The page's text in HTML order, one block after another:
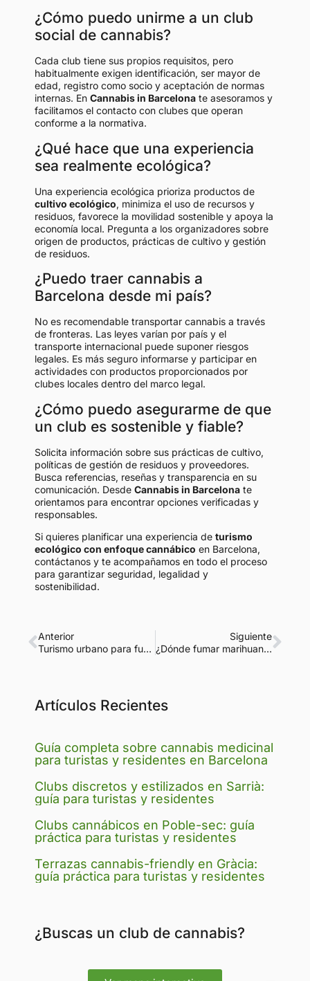
¿Cómo puedo unirme a un club
social de cannabis?
Cada club tiene sus propios requisitos, pero
habitualmente exigen identificación, ser mayor de
edad, registro como socio y aceptación de normas
internas. En Cannabis in Barcelona te asesoramos y
facilitamos el contacto con clubes que operan
conforme a la normativa.
¿Qué hace que una experiencia
sea realmente ecológica?
Una experiencia ecológica prioriza productos de
cultivo ecológico, minimiza el uso de recursos y
residuos, favorece la movilidad sostenible y apoya la
economía local. Pregunta a los organizadores sobre
origen de productos, prácticas de cultivo y gestión
de residuos.
¿Puedo traer cannabis a
Barcelona desde mi país?
No es recomendable transportar cannabis a través
de fronteras. Las leyes varían por país y el
transporte internacional puede suponer riesgos
legales. Es más seguro informarse y participar en
actividades con productos proporcionados por
clubes locales dentro del marco legal.
¿Cómo puedo asegurarme de que
un club es sostenible y fiable?
Solicita información sobre sus prácticas de cultivo,
políticas de gestión de residuos y proveedores.
Busca referencias, reseñas y transparencia en su
comunicación. Desde Cannabis in Barcelona te
orientamos para encontrar opciones verificadas y
responsables.
Si quieres planificar una experiencia de turismo
ecológico con enfoque cannábico en Barcelona,
contáctanos y te acompañamos en todo el proceso
para garantizar seguridad, legalidad y
sostenibilidad.
Anterior
Turismo urbano para fumadores en Barcelona: guía práctica para residentes y turistas
Siguiente
¿Dónde fumar marihuana legalmente en Barcelona? Guía para turistas y residentes
Artículos Recientes
Guía completa sobre cannabis medicinal
para turistas y residentes en Barcelona
Clubs discretos y estilizados en Sarrià:
guía para turistas y residentes
Clubs cannábicos en Poble-sec: guía
práctica para turistas y residentes
Terrazas cannabis-friendly en Gràcia:
guía práctica para turistas y residentes
¿Buscas un club de cannabis?